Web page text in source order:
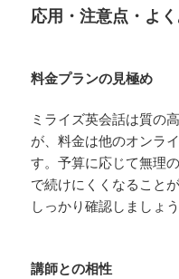
応用・注意点・よ
料金プランの見極め
ミライズ英会話は質の
が、料金は他のオンラ
す。予算に応じて無理
で続けにくくなること
しっかり確認しましょう
講師との相性